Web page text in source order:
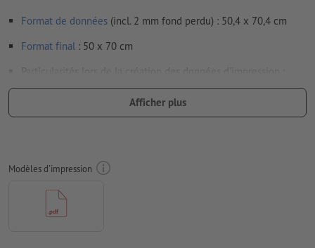
Format de données (incl. 2 mm fond perdu) : 50,4 x 70,4 cm
Format final : 50 x 70 cm
Particularités lors de la création des données d'impression :
pour obtenir une découpe du contour en option, il faut créer
découpe du contourdans les données d'impression
contour existante.
En cas d’autocollants/films transparents, veuillez noter :
plus la couleur d’impression est claire, plus le film
Afficher plus
Modèles d'impression